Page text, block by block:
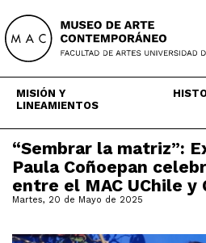
content
MISIÓN Y
LINEAMIENTOS
“Sembrar la matriz”:
Paula Coñoepan
entre el MAC UChile y
Martes, 20 de Mayo de 2025